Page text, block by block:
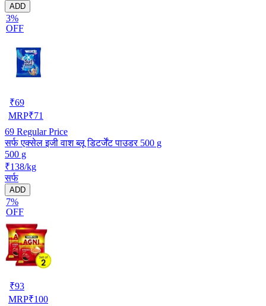
ADD
3%
OFF
₹69
MRP₹71
69 Regular Price
सर्फ एक्सेल इजी वाश ब्लू डिटर्जेंट पाउडर 500 g
500 g
₹138/kg
सर्फ
ADD
7%
OFF
₹93
MRP₹100